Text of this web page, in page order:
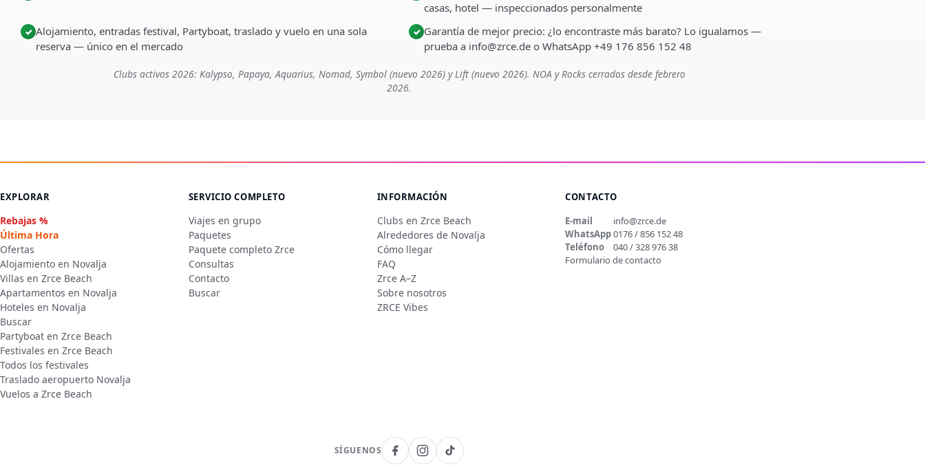
casas, hotel — inspeccionados personalmente
✓ Alojamiento, entradas festival, Partyboat, traslado y vuelo en una sola
reserva — único en el mercado
✓ Garantía de mejor precio: ¿lo encontraste más barato? Lo igualamos —
prueba a info@zrce.de o WhatsApp +49 176 856 152 48
Clubs activos 2026: Kalypso, Papaya, Aquarius, Nomad, Symbol (nuevo 2026) y Lift (nuevo 2026). NOA y Rocks cerrados desde febrero
2026.
EXPLORAR
Rebajas %
Última Hora
Ofertas
Alojamiento en Novalja
Villas en Zrce Beach
Apartamentos en Novalja
Hoteles en Novalja
Buscar
Partyboat en Zrce Beach
Festivales en Zrce Beach
Todos los festivales
Traslado aeropuerto Novalja
Vuelos a Zrce Beach
SERVICIO COMPLETO
Viajes en grupo
Paquetes
Paquete completo Zrce
Consultas
Contacto
Buscar
INFORMACIÓN
Clubs en Zrce Beach
Alrededores de Novalja
Cómo llegar
FAQ
Zrce A–Z
Sobre nosotros
ZRCE Vibes
CONTACTO
E-mail
info@zrce.de
WhatsApp0176 / 856 152 48
Teléfono
040 / 328 976 38
Formulario de contacto
SÍGUENOS